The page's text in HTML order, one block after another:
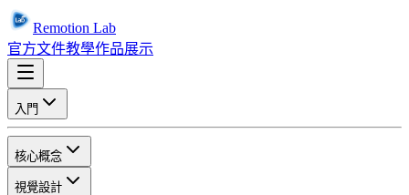
Remotion Lab
官方文件教學作品展示
入門
核心概念
視覺設計